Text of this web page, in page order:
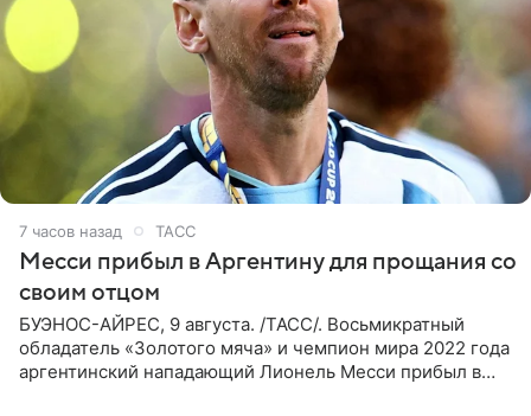
7 часов назад ТАСС
Месси прибыл в Аргентину для прощания со
своим отцом
БУЭНОС-АЙРЕС, 9 августа. /ТАСС/. Восьмикратный
обладатель «Золотого мяча» и чемпион мира 2022 года
аргентинский нападающий Лионель Месси прибыл в